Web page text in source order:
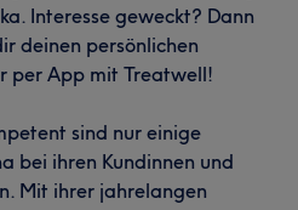
Interesse geweckt? Dann
deinen persönlichen
per App mit Treatwell!
sind nur einige
bei ihren Kundinnen und
Mit ihrer jahrelangen